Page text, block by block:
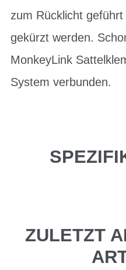
zum Rücklicht
gekürzt werden.
MonkeyLink
System verbunden.
ZULETZT